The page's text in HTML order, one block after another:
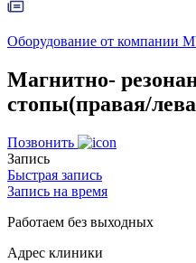
Оборудование от компании
Магнитно-
стопы(правая/
Позвонить
Запись
Быстрая запись
Запись на время
Работаем без выходных
Адрес клиники